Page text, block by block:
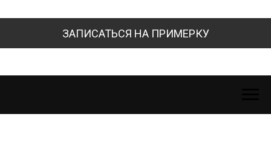
ЗАПИСАТЬСЯ НА ПРИМЕРКУ